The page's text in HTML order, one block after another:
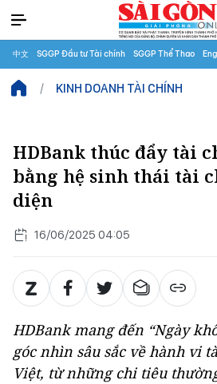
中文 SGGP Đầu tư Tài chính SGGP Thể Thao
KINH DOANH TÀI CHÍNH
HDBank thúc đẩy tài
bằng hệ sinh thái tài
diện
16/06/2025 04:05
HDBank mang đến “Ngày
góc nhìn sâu sắc về hành vi
Việt, từ những chi tiêu